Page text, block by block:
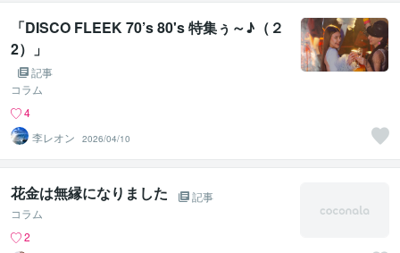
「DISCO FLEEK 70’s 80's 特集ぅ～♪（２
2）」
記事
コラム
4
李レオン
2026/04/10
花金は無縁になりました
記事
コラム
2